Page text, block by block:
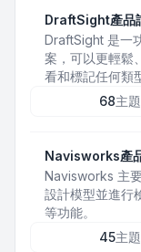
DraftSight產品
DraftSight 是一
案，可以更輕鬆
看和標記任何類
68主題
Navisworks產
Navisworks 主
設計模型並進行
等功能。
45主題